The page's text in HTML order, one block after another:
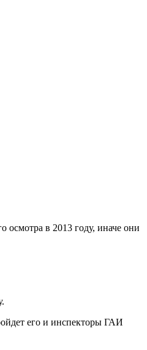
осмотра в 2013 году, иначе они
его и инспекторы ГАИ